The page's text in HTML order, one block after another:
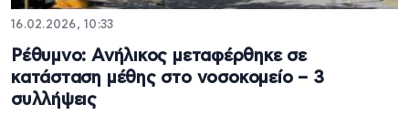
16.02.2026, 10:33
Ρέθυμνο: Ανήλικος μεταφέρθηκε σε
κατάσταση μέθης στο νοσοκομείο – 3
συλλήψεις